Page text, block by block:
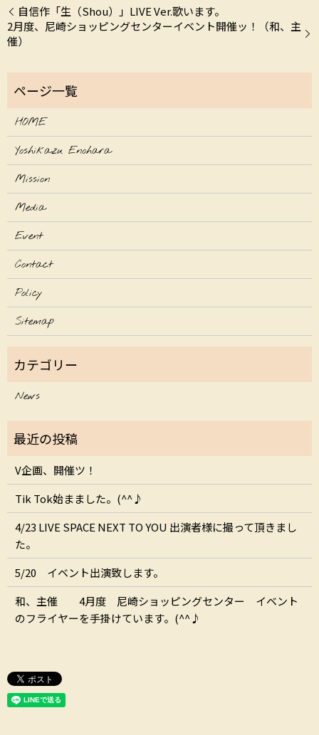
自信作「生（Shou）」LIVE Ver.歌います。
2月度、尼崎ショッピングセンターイベント開催ッ！（和、主
催）
HOME
Yoshikazu Enohara
Mission
Media
Event
Contact
Policy
Sitemap
News
V企画、開催ツ！
Tik Tok始まました。(^^♪
4/23 LIVE SPACE NEXT TO YOU 出演者様に撮って頂きまし
た。
5/20 イベント出演致します。
和、主催 4月度 尼崎ショッピングセンター イベント
のフライヤーを手掛けています。(^^♪